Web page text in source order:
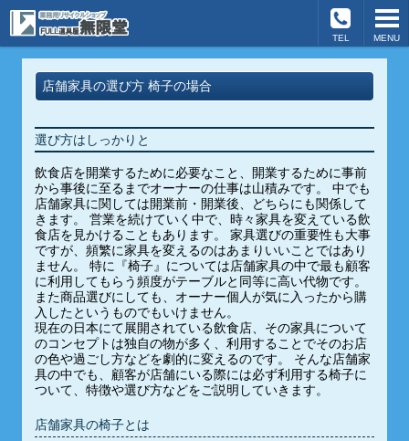
MENU
TEL
店舗家具の選び方 椅子の場合
選び方はしっかりと
飲食店を開業するために必要なこと、開業するために事前
から事後に至るまでオーナーの仕事は山積みです。 中でも
店舗家具に関しては開業前・開業後、どちらにも関係して
きます。 営業を続けていく中で、時々家具を変えている飲
食店を見かけることもあります。 家具選びの重要性も大事
ですが、頻繁に家具を変えるのはあまりいいことではあり
ません。 特に『椅子』については店舗家具の中で最も顧客
に利用してもらう頻度がテーブルと同等に高い代物です。
また商品選びにしても、オーナー個人が気に入ったから購
入したというものでもいけません。
現在の日本にて展開されている飲食店、その家具について
のコンセプトは独自の物が多く、利用することでそのお店
の色や過ごし方などを劇的に変えるのです。 そんな店舗家
具の中でも、顧客が店舗にいる際には必ず利用する椅子に
ついて、特徴や選び方などをご説明していきます。
店舗家具の椅子とは